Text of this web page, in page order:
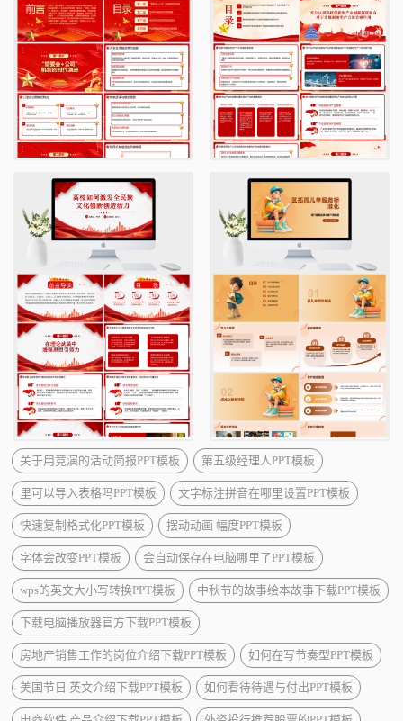
关于用竞演的活动简报PPT模板 第五级经理人PPT模板
里可以导入表格吗PPT模板 文字标注拼音在哪里设置PPT模板
快速复制格式化PPT模板 摆动动画 幅度PPT模板
字体会改变PPT模板 会自动保存在电脑哪里了PPT模板
wps的英文大小写转换PPT模板 中秋节的故事绘本故事下载PPT模板
下载电脑播放器官方下载PPT模板
房地产销售工作的岗位介绍下载PPT模板 如何在写节奏型PPT模板
美国节日 英文介绍下载PPT模板 如何看待待遇与付出PPT模板